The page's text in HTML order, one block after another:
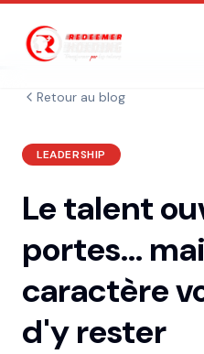
Retour au blog
LEADERSHIP
Le talent
portes…
caractère
d'y rester